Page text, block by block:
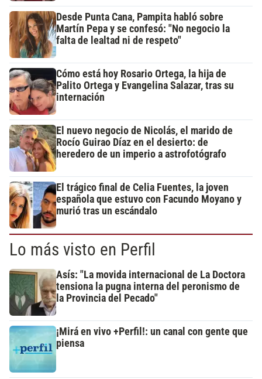
Desde Punta Cana, Pampita habló sobre
Martín Pepa y se confesó: "No negocio la
falta de lealtad ni de respeto"
Cómo está hoy Rosario Ortega, la hija de
Palito Ortega y Evangelina Salazar, tras su
internación
El nuevo negocio de Nicolás, el marido de
Rocío Guirao Díaz en el desierto: de
heredero de un imperio a astrofotógrafo
El trágico final de Celia Fuentes, la joven
española que estuvo con Facundo Moyano y
murió tras un escándalo
Lo más visto en Perfil
Asís: "La movida internacional de La Doctora
tensiona la pugna interna del peronismo de
la Provincia del Pecado"
¡Mirá en vivo +Perfil!: un canal con gente que
piensa